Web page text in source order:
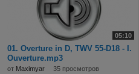
05:10
01. Overture in D, TWV 55-D18 - I.
Ouverture.mp3
от Maximyar 35 просмотров